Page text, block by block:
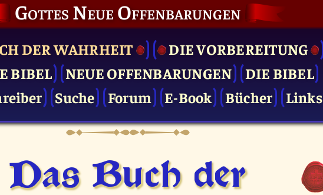
Gottes Neue Offenbarungen
DER WAHRHEIT
DIE VOR­BEREITUNG
BIBEL
NEUE OFFENBARUNGEN
DIE BIBEL
Suche Forum E-Book Bücher Links
Das Buch der